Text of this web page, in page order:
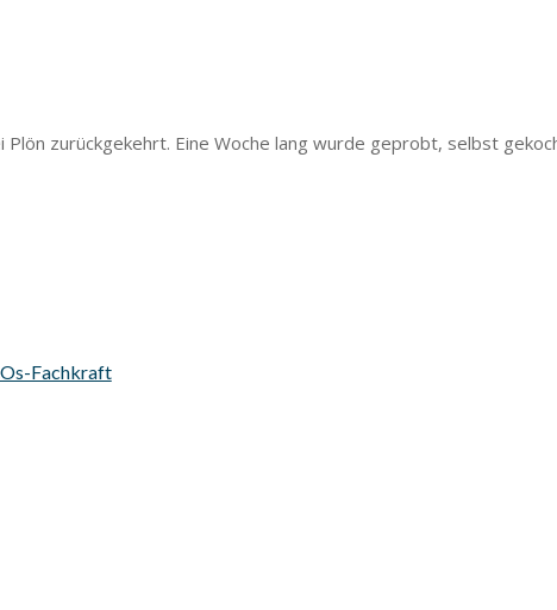
Fachkraft
zurückgekehrt. Eine Woche lang wurde geprobt, selbst